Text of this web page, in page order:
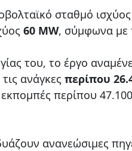
σταθμό ισχύος
60 MW, σύμφωνα με
του, το έργο
ανάγκες περίπου
περίπου
ανανεώσιμες